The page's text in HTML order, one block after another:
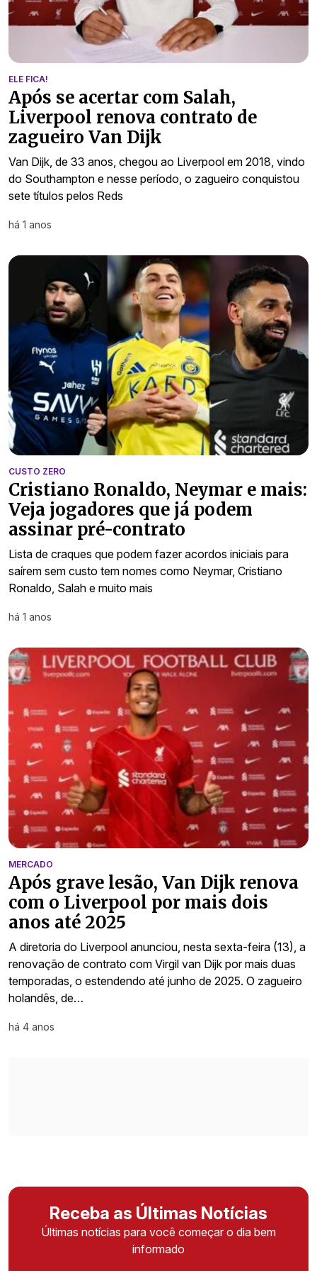
ELE FICA!
Após se acertar com Salah,
Liverpool renova contrato de
zagueiro Van Dijk
Van Dijk, de 33 anos, chegou ao Liverpool em 2018, vindo
do Southampton e nesse período, o zagueiro conquistou
sete títulos pelos Reds
há 1 anos
CUSTO ZERO
Cristiano Ronaldo, Neymar e mais:
Veja jogadores que já podem
assinar pré-contrato
Lista de craques que podem fazer acordos iniciais para
saírem sem custo tem nomes como Neymar, Cristiano
Ronaldo, Salah e muito mais
há 1 anos
MERCADO
Após grave lesão, Van Dijk renova
com o Liverpool por mais dois
anos até 2025
A diretoria do Liverpool anunciou, nesta sexta-feira (13), a
renovação de contrato com Virgil van Dijk por mais duas
temporadas, o estendendo até junho de 2025. O zagueiro
holandês, de…
há 4 anos
Receba as Últimas Notícias
Últimas notícias para você começar o dia bem
informado